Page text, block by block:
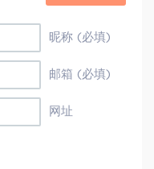
昵称 (必填)
邮箱 (必填)
网址